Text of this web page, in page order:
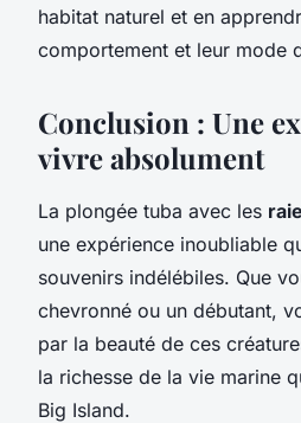
habitat naturel et en
comportement et leur mode
Conclusion : Une
vivre absolument
La plongée tuba avec les
une expérience inoubliable
souvenirs indélébiles. Que
chevronné ou un débutant,
par la beauté de ces
la richesse de la vie marine
Big Island.